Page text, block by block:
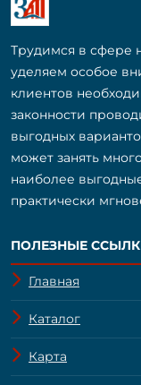
Трудимся в сфере
уделяем особое
клиентов
законности
выгодных
может занять
наиболее
практически
ПОЛЕЗНЫЕ
Главная
Каталог
Карта